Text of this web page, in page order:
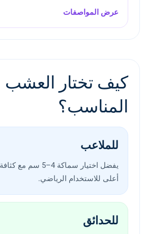
عرض المواصفات
كيف تختار العشب
المناسب؟
للملاعب
يفضل اختيار سماكة
أعلى للاستخدام الرياضي.
للحدائق